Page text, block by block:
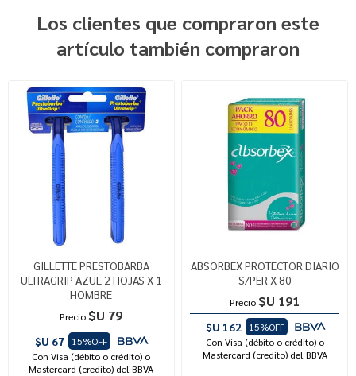
Los clientes que compraron este
artículo también compraron
GILLETTE PRESTOBARBA
ULTRAGRIP AZUL 2 HOJAS X 1
HOMBRE
Precio $U 79
$U 67
15%OFF
Con Visa (débito o crédito) o
Mastercard (credito) del BBVA
ABSORBEX PROTECTOR DIARIO
S/PER X 80
Precio $U 191
$U 162
15%OFF
Con Visa (débito o crédito) o
Mastercard (credito) del BBVA